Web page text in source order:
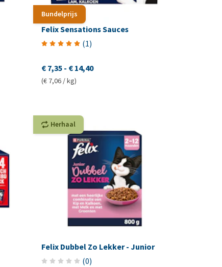
Bundelprijs
Felix Sensations Sauces
(1)
€ 7,35- € 14,40
(€ 7,06 / kg)
Herhaal
Felix Dubbel Zo Lekker - Junior
(0)